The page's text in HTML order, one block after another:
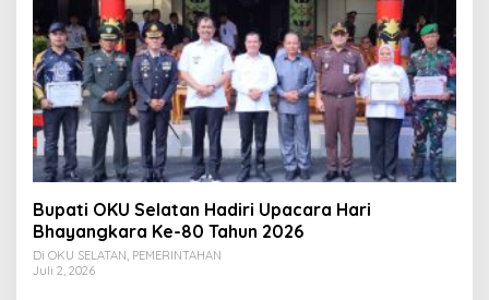
Bupati OKU Selatan Hadiri Upacara Hari
Bhayangkara Ke-80 Tahun 2026
Di OKU SELATAN, PEMERINTAHAN
Juli 2, 2026